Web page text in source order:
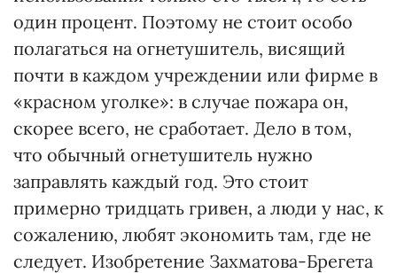
один процент. Поэтому не стоит особо
полагаться на огнетушитель, висящий
почти в каждом учреждении или фирме в
«красном уголке»: в случае пожара он,
скорее всего, не сработает. Дело в том,
что обычный огнетушитель нужно
заправлять каждый год. Это стоит
примерно тридцать гривен, а люди у нас, к
сожалению, любят экономить там, где не
следует. Изобретение Захматова-Брегета